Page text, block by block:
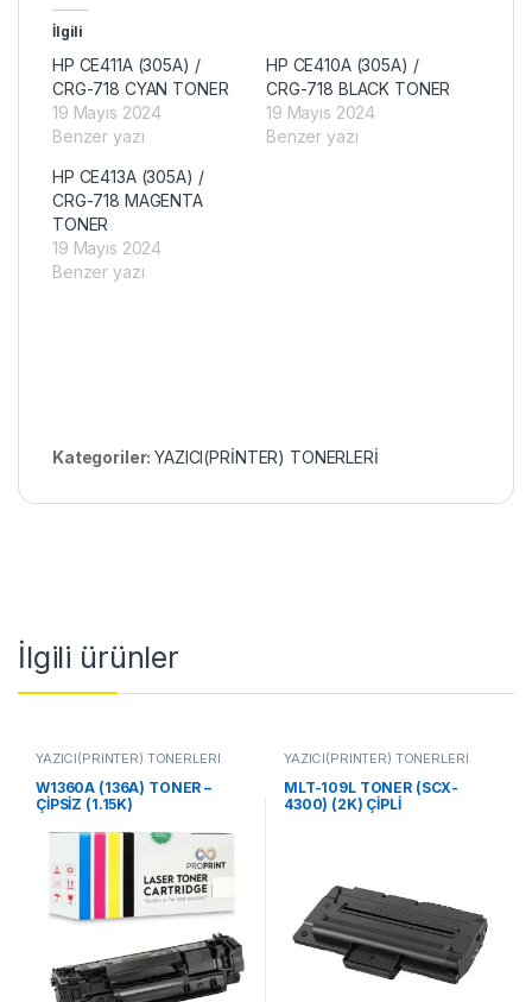
İlgili
HP CE411A (305A) /
CRG-718 CYAN TONER
19 Mayıs 2024
Benzer yazı
HP CE410A (305A) /
CRG-718 BLACK TONER
19 Mayıs 2024
Benzer yazı
HP CE413A (305A) /
CRG-718 MAGENTA
TONER
19 Mayıs 2024
Benzer yazı
Kategoriler:YAZICI(PRİNTER) TONERLERİ
İlgili ürünler
YAZICI(PRİNTER) TONERLERİ
W1360A (136A) TONER –
ÇİPSİZ (1.15K)
YAZICI(PRİNTER) TONERLERİ
MLT-109L TONER (SCX-
4300) (2K) ÇİPLİ